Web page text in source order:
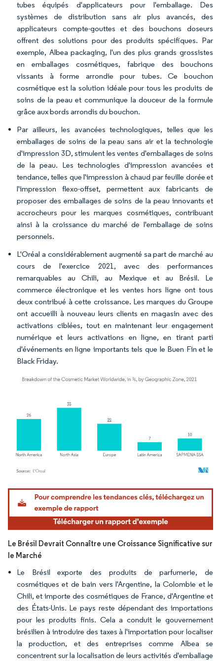
tubes équipés d'applicateurs pour l'emballage. Des
systèmes de distribution sans air plus avancés, des
applicateurs compte-gouttes et des bouchons doseurs
offrent des solutions pour des produits spécifiques. Par
exemple, Albea packaging, l'un des plus grands grossistes
en emballages cosmétiques, fabrique des bouchons
vissants à forme arrondie pour tubes. Ce bouchon
cosmétique est la solution idéale pour tous les produits de
soins de la peau et communique la douceur de la formule
grâce aux bords arrondis du bouchon.
Par ailleurs, les avancées technologiques, telles que les
emballages de soins de la peau sans air et la technologie
d'impression 3D, stimulent les ventes d'emballages de soins
de la peau. Les technologies d'impression avancées et
tendance, telles que l'impression à chaud par feuille dorée et
l'impression flexo-offset, permettent aux fabricants de
proposer des emballages de soins de la peau innovants et
accrocheurs pour les marques cosmétiques, contribuant
ainsi à la croissance du marché de l'emballage de soins
personnels.
L'Oréal a considérablement augmenté sa part de marché au
cours de l'exercice 2021, avec des performances
remarquables au Chili, au Mexique et au Brésil. Le
commerce électronique et les ventes hors ligne ont tous
deux contribué à cette croissance. Les marques du Groupe
ont accueilli à nouveau leurs clients en magasin avec des
activations ciblées, tout en maintenant leur engagement
numérique et leurs activations en ligne, en tirant parti
d'événements en ligne importants tels que le Buen Fin et le
Black Friday.
Image © Mordor Intelligence. La réutilisation nécessite une attribution sous CC BY
Le Brésil Devrait Connaître une Croissance Significative sur
le Marché
Le Brésil exporte des produits de parfumerie, de
cosmétiques et de bain vers l'Argentine, la Colombie et le
Chili, et importe des cosmétiques de France, d'Argentine et
des États-Unis. Le pays reste dépendant des importations
pour les produits finis. Cela a conduit le gouvernement
brésilien à introduire des taxes à l'importation pour localiser
la production, et des entreprises comme Albea se
concentrent sur la localisation de leurs activités d'emballage